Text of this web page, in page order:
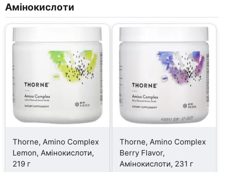
Амінокислоти
Thorne, Amino Complex
Lemon, Амінокислоти,
219 г
Thorne, Amino Complex
Berry Flavor,
Амінокислоти, 231 г